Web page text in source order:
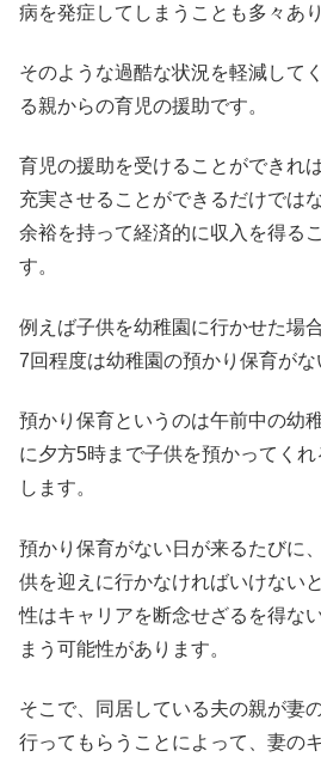
病を発症してしまうことも多々あり
そのような過酷な状況を軽減して
る親からの育児の援助です。
育児の援助を受けることができれ
充実させることができるだけでは
余裕を持って経済的に収入を得る
す。
例えば子供を幼稚園に行かせた場
7回程度は幼稚園の預かり保育がな
預かり保育というのは午前中の幼
に夕方5時まで子供を預かってく
します。
預かり保育がない日が来るたびに
供を迎えに行かなければいけない
性はキャリアを断念せざるを得な
まう可能性があります。
そこで、同居している夫の親が妻
行ってもらうことによって、妻の